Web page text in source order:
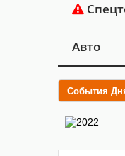
Авто
События